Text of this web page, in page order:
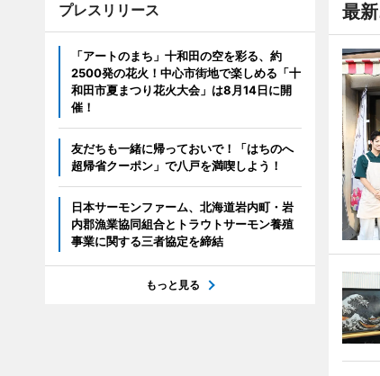
最
プレスリリース
「アートのまち」十和田の空を彩る、約
2500発の花火！中心市街地で楽しめる「十
和田市夏まつり花火大会」は8月14日に開
催！
友だちも一緒に帰っておいで！「はちのへ
超帰省クーポン」で八戸を満喫しよう！
日本サーモンファーム、北海道岩内町・岩
内郡漁業協同組合とトラウトサーモン養殖
事業に関する三者協定を締結
もっと見る